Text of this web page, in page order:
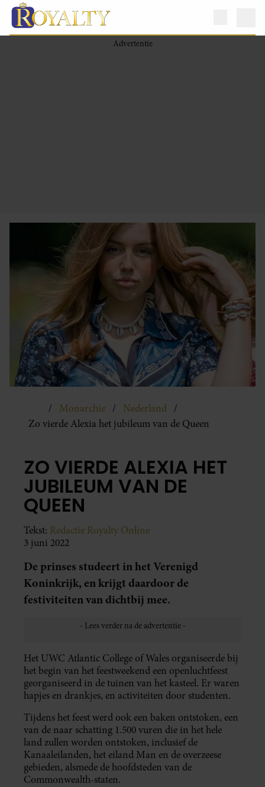
Monarchie
Nederland
Zo vierde Alexia het jubileum van de Queen
ZO VIERDE ALEXIA HET
JUBILEUM VAN DE
QUEEN
Tekst: Redactie Royalty Online
3 juni 2022
De prinses studeert in het Verenigd
Koninkrijk, en krijgt daardoor de
festiviteiten van dichtbij mee.
Het UWC Atlantic College of Wales organiseerde bij
het begin van het feestweekend een openluchtfeest
georganiseerd in de tuinen van het kasteel. Er waren
hapjes en drankjes, en activiteiten door studenten.
Tijdens het feest werd ook een baken ontstoken, een
van de naar schatting 1.500 vuren die in het hele
land zullen worden ontstoken, inclusief de
Kanaaleilanden, het eiland Man en de overzeese
gebieden, alsmede de hoofdsteden van de
Commonwealth-staten.